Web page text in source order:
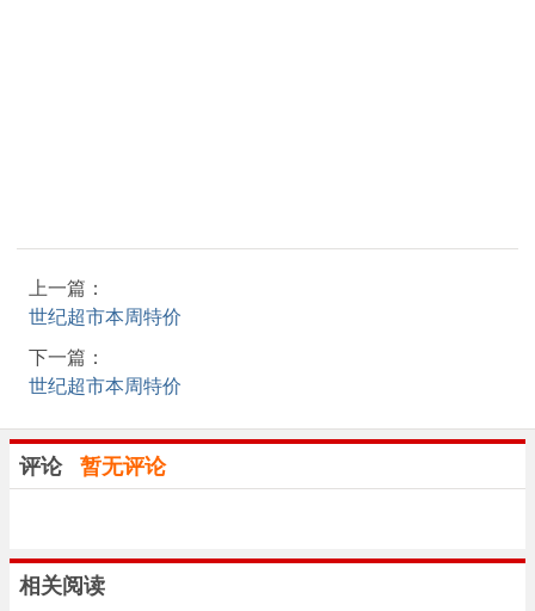
上一篇：
世纪超市本周特价
下一篇：
世纪超市本周特价
评论 暂无评论
相关阅读